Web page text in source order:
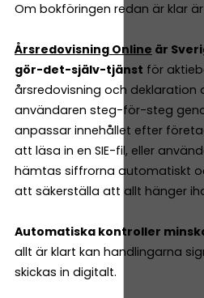
Om bokföringen redan är klar
Årsredovisning Online är
gör-det-själv-tjänst för
årsredovisning och deklaration
användaren steg-för-steg
anpassar innehållet efter
att läsa in en SIE-fil, eller
hämtas siffrorna automatiskt
att säkerställa att allt hänger
Automatiska kontroller
allt är klart kan handlingarna
skickas in digitalt.